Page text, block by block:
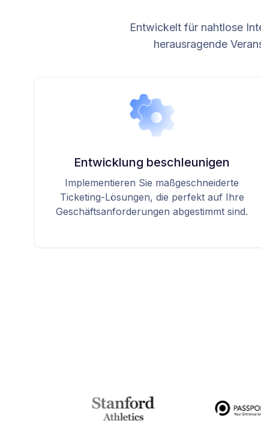
Entwickelt für nahtlose
herausragende
Entwicklung beschleunigen
Implementieren Sie maßgeschneiderte
Ticketing-Lösungen, die perfekt auf Ihre
Geschäftsanforderungen abgestimmt sind.